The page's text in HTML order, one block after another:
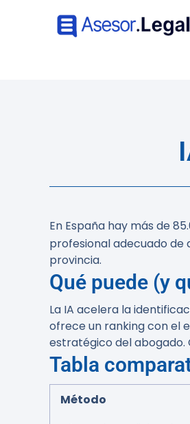
En España hay más de
profesional adecuado de
provincia.
Qué puede (y
La IA acelera la
ofrece un ranking con el
estratégico del abogado.
Tabla
Método